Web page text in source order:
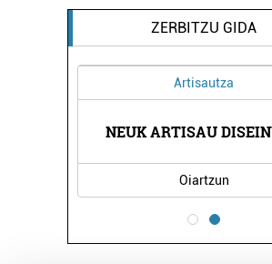
ZERBITZU GIDA
Artisautza
NEUK ARTISAU
Oiartzun